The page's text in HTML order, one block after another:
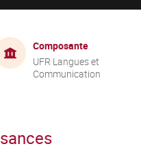
Composante
UFR Langues et
Communication